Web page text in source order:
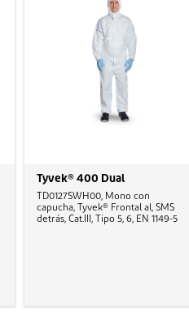
Tyvek® 400 Dual
TD0127SWH00, Mono con
capucha, Tyvek® Frontal al, SMS
detrás, Cat.III, Tipo 5, 6, EN 1149-5